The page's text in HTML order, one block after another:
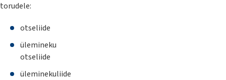
torudele:
otseliide
ülemineku
otseliide
üleminekuliide